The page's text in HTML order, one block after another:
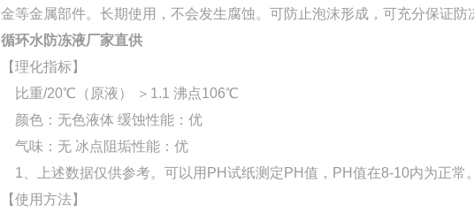
金等金属部件。长期使用，不会发生腐蚀。可防止泡沫形成，可充分保证防
循环水防冻液厂家直供
【理化指标】
比重/20℃（原液） ＞1.1 沸点106℃
颜色：无色液体 缓蚀性能：优
气味：无 冰点阻垢性能：优
1、上述数据仅供参考。可以用PH试纸测定PH值，PH值在8-10内为正常。
【使用方法】